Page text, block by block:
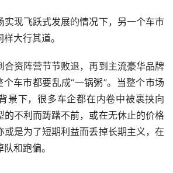
实现飞跃式发展的情况下，另一个车市
大行其道。
合资阵营节节败退，再到主流豪华品牌
个车市都要乱成“一锅粥”。当整个市场
景下，很多车企都在内卷中被裹挟向
的不利而踌躇不前，或在无休止的价格
或是为了短期利益而丢掉长期主义，在
和跑偏。